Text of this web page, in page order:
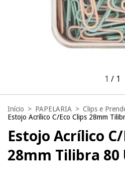
1 / 1
Início > PAPELARIA > Clips e
Estojo Acrílico C/Eco Clips 28mm
Estojo Acrílico
28mm Tilibra 80